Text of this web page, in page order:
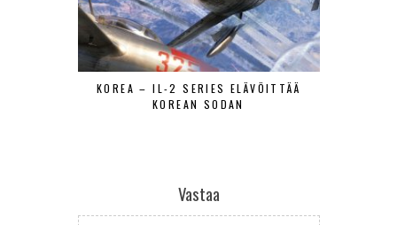
KOREA – IL-2 SERIES ELÄVÖITTÄÄ
KOREAN SODAN
Vastaa